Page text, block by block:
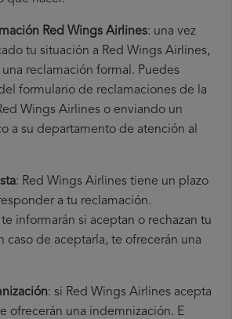
Red Wings Airlines: una vez
tu situación a Red Wings Airlines,
reclamación formal. Puedes
formulario de reclamaciones de la
Wings Airlines o enviando un
a su departamento de atención al
: Red Wings Airlines tiene un plazo
a tu reclamación.
informarán si aceptan o rechazan tu
caso de aceptarla, te ofrecerán una
: si Red Wings Airlines acepta
ofrecerán una indemnización. E